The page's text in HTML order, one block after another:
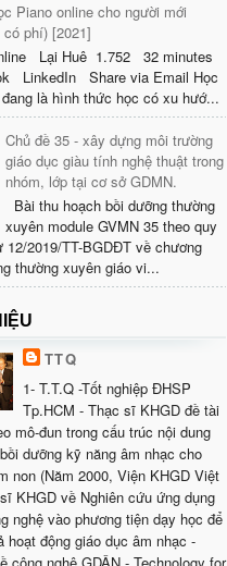
Piano online cho người mới
phí) [2021]
Lại Huê 1.752 32 minutes
LinkedIn Share via Email Học
là hình thức học có xu hướ...
Chủ đề 35 - xây dựng môi trường
giáo dục giàu tính nghệ thuật trong
nhóm, lớp tại cơ sở GDMN.
Bài thu hoạch bồi dưỡng thường
xuyên module GVMN 35 theo quy
12/2019/TT-BGDĐT về chương
thường xuyên giáo vi...
TTQ
1- T.T.Q -Tốt nghiệp ĐHSP
Tp.HCM - Thạc sĩ KHGD đề tài
mô-đun trong cấu trúc nội dung
dưỡng kỹ năng âm nhạc cho
non (Năm 2000, Viện KHGD Việt
KHGD về Nghiên cứu ứng dụng
nghệ vào phương tiện dạy học để
hoạt động giáo dục âm nhạc -